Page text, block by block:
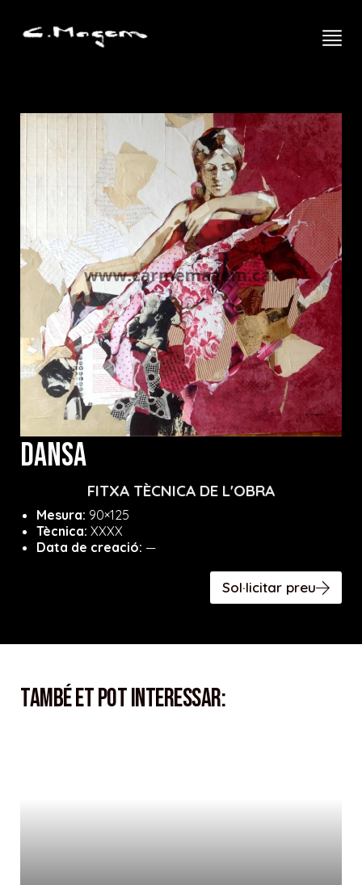
DANSA
FITXA TÈCNICA DE L'OBRA
Mesura: 90×125
Tècnica: XXXX
Data de creació: —
Sol·licitar preu
També et pot interessar: